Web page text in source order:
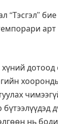
“Тэсгэл”
хүний
гийн
бүтээлүүдэд
нь